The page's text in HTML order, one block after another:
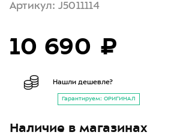
Артикул: J5011114
10 690 ₽
Нашли дешевле?
Гарантируем: ОРИГИНАЛ
Наличие в магазинах